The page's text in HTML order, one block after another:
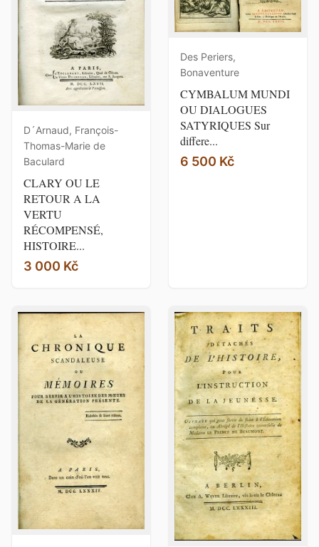
D´Arnaud, François-
Thomas-Marie de
Baculard
CLARY OU LE
RETOUR A LA
VERTU
RÉCOMPENSÉ,
HISTOIRE...
3 000 Kč
Des Periers,
Bonaventure
CYMBALUM MUNDI
OU DIALOGUES
SATYRIQUES Sur
differe...
6 500 Kč